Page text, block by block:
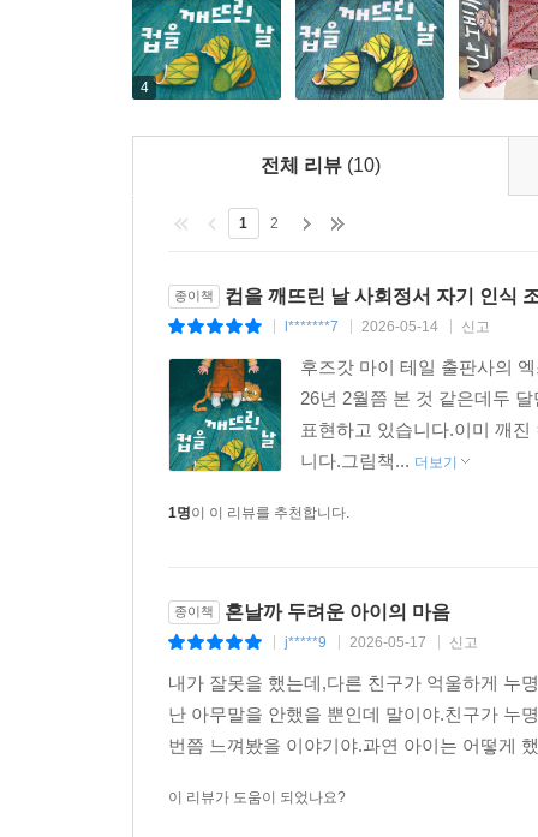
감정을 유머러스하고 섬세하게 그려 내는 작가
뭉클해지는 마무리까지. 실수를 두려워하기
그림책입니다.
4
전체 리뷰 (10)
1 2
종이책 컵을 깨뜨린 날 사회정서 자기 인식
l*******7 2026-05-14 신고
후즈갓 마이 테일 출판사의
26년 2월쯤 본 것 같은데두
표현하고 있습니다.이미 깨
니다.그림책... 더보기
1명이 이 리뷰를 추천합니다.
종이책 혼날까 두려운 아이의 마음
j*****9 2026-05-17 신고
내가 잘못을 했는데,다른 친구가 억울하게 누
난 아무말을 안했을 뿐인데 말이야.친구가 누
번쯤 느껴봤을 이야기야.과연 아이는 어떻게
이 리뷰가 도움이 되었나요?